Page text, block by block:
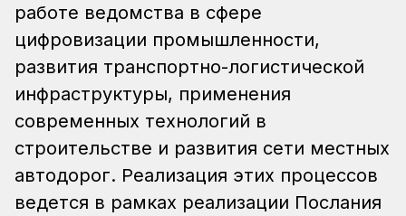
работе ведомства в сфере
цифровизации промышленности,
развития транспортно-логистической
инфраструктуры, применения
современных технологий в
строительстве и развития сети местных
автодорог. Реализация этих процессов
ведется в рамках реализации Послания